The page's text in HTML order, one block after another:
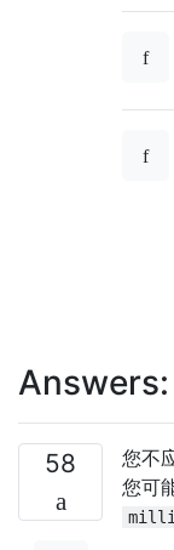
Answers:
58
您不
您可